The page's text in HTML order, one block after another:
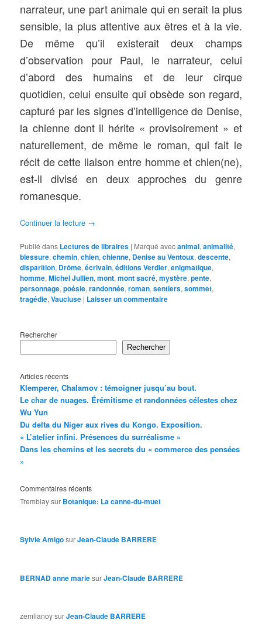
narrateur, une part animale qui en serait la plus
sensible, la plus attentive aux êtres et à la vie.
De même qu’il existerait deux champs
d’observation pour Paul, le narrateur, celui
d’abord des humains et de leur cirque
quotidien, celui ensuite qui obsède son regard,
capturé par les signes d’intelligence de Denise,
la chienne dont il hérite « provisoirement » et
naturellement, de même le roman, qui fait le
récit de cette liaison entre homme et chien(ne),
est-il divisé en deux approches du genre
romanesque.
Continuer la lecture →
Publié dans Lectures de libraires | Marqué avecanimal,animalité,
blessure,chemin,chien,chienne, Denise au Ventoux,descente,
disparition, Drôme,écrivain,éditions Verdier,enigmatique,
homme,Michel Jullien,mont,mont sacré,mystère,pente,
personnage,poésie,randonnée,roman,sentiers,sommet,
tragédie,Vaucluse | Laisser un commentaire
Rechercher
Rechercher
Articles récents
Klemperer, Chalamov : témoigner jusqu’au bout.
Le char de nuages. Érémitisme et randonnées célestes chez
Wu Yun
Du delta du Niger aux rives du Kongo. Exposition.
« L’atelier infini. Présences du surréalisme »
Dans les chemins et les secrets du « commerce des pensées
»
Commentaires récents
Tremblaysur Botanique: La canne-du-muet
Sylvie AmigosurJean-Claude BARRERE
BERNAD anne mariesurJean-Claude BARRERE
zemlianoysurJean-Claude BARRERE